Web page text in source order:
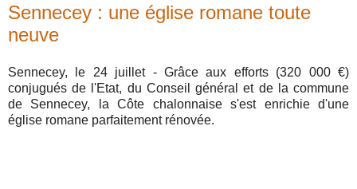
Sennecey : une église romane toute
neuve
Sennecey, le 24 juillet - Grâce aux efforts (320 000 €)
conjugués de l'Etat, du Conseil général et de la commune
de Sennecey, la Côte chalonnaise s'est enrichie d'une
église romane parfaitement rénovée.